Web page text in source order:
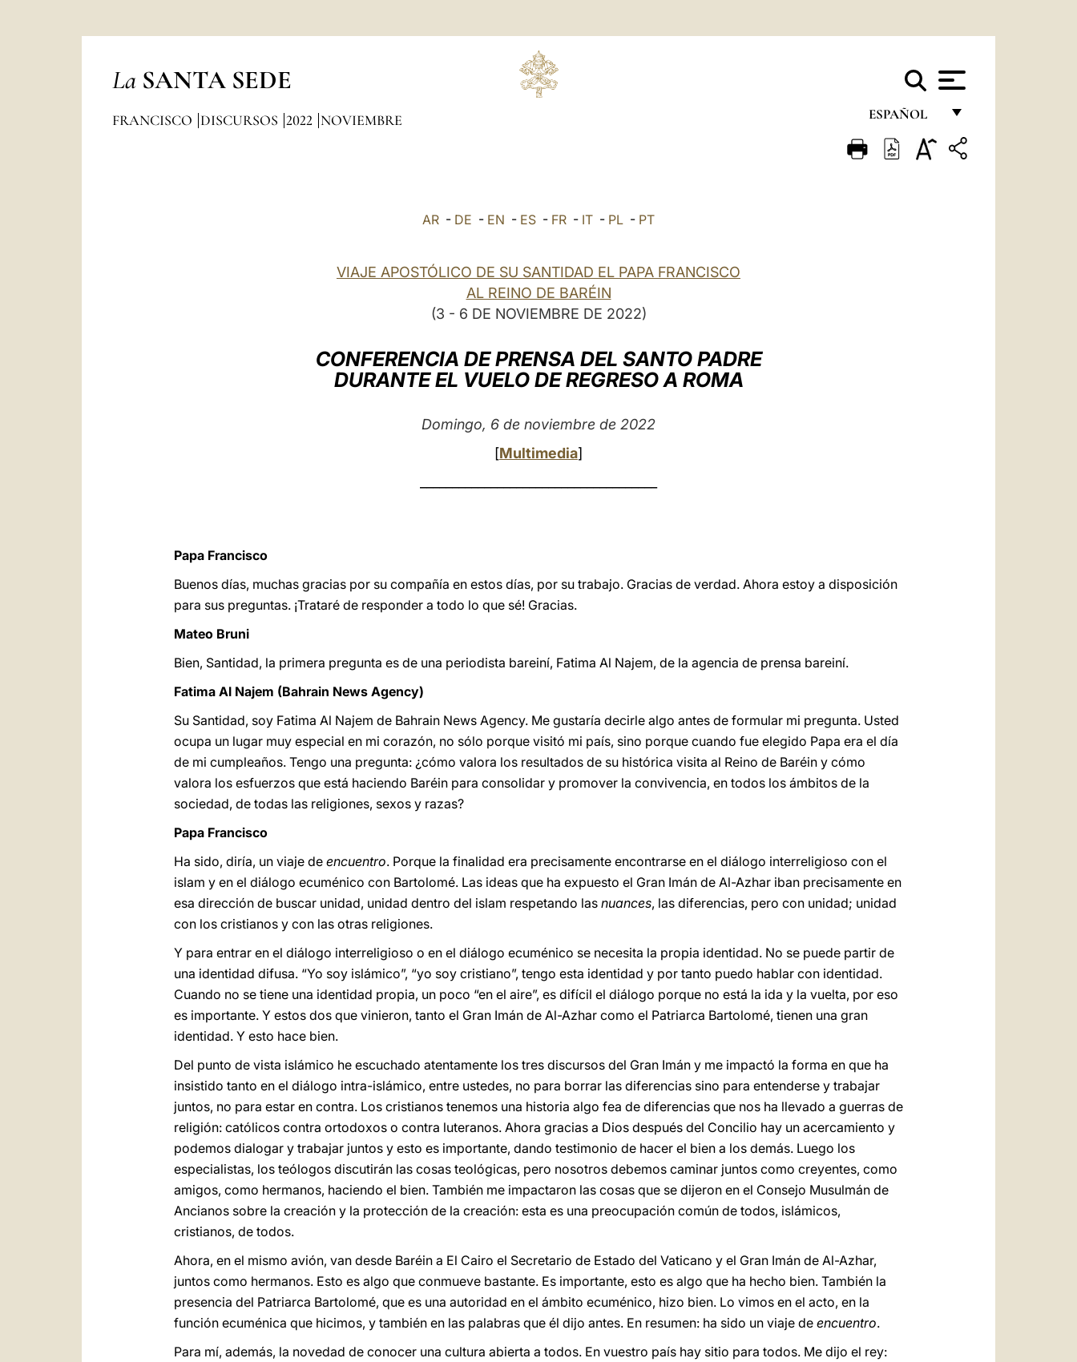
La SANTA SEDE
ESPAÑOL
FRANÇAIS
FRANCISCO DISCURSOS 2022 NOVIEMBRE
AR - DE - EN - ES - FR - IT - PL - PT
VIAJE APOSTÓLICO DE SU SANTIDAD EL PAPA FRANCISCO
AL REINO DE BARÉIN
(3 - 6 DE NOVIEMBRE DE 2022)
CONFERENCIA DE PRENSA DEL SANTO PADRE
DURANTE EL VUELO DE REGRESO A ROMA
Domingo, 6 de noviembre de 2022
[Multimedia]
Papa Francisco
Buenos días, muchas gracias por su compañía en estos días, por su trabajo. Gracias de verdad. Ahora estoy a disposición
para sus preguntas. ¡Trataré de responder a todo lo que sé! Gracias.
Mateo Bruni
Bien, Santidad, la primera pregunta es de una periodista bareiní, Fatima Al Najem, de la agencia de prensa bareiní.
Fatima Al Najem (Bahrain News Agency)
Su Santidad, soy Fatima Al Najem de Bahrain News Agency. Me gustaría decirle algo antes de formular mi pregunta. Usted
ocupa un lugar muy especial en mi corazón, no sólo porque visitó mi país, sino porque cuando fue elegido Papa era el día
de mi cumpleaños. Tengo una pregunta: ¿cómo valora los resultados de su histórica visita al Reino de Baréin y cómo
valora los esfuerzos que está haciendo Baréin para consolidar y promover la convivencia, en todos los ámbitos de la
sociedad, de todas las religiones, sexos y razas?
Papa Francisco
Ha sido, diría, un viaje de encuentro. Porque la finalidad era precisamente encontrarse en el diálogo interreligioso con el
islam y en el diálogo ecuménico con Bartolomé. Las ideas que ha expuesto el Gran Imán de Al-Azhar iban precisamente en
esa dirección de buscar unidad, unidad dentro del islam respetando las nuances, las diferencias, pero con unidad; unidad
con los cristianos y con las otras religiones.
Y para entrar en el diálogo interreligioso o en el diálogo ecuménico se necesita la propia identidad. No se puede partir de
una identidad difusa. “Yo soy islámico”, “yo soy cristiano”, tengo esta identidad y por tanto puedo hablar con identidad.
Cuando no se tiene una identidad propia, un poco “en el aire”, es difícil el diálogo porque no está la ida y la vuelta, por eso
es importante. Y estos dos que vinieron, tanto el Gran Imán de Al-Azhar como el Patriarca Bartolomé, tienen una gran
identidad. Y esto hace bien.
Del punto de vista islámico he escuchado atentamente los tres discursos del Gran Imán y me impactó la forma en que ha
insistido tanto en el diálogo intra-islámico, entre ustedes, no para borrar las diferencias sino para entenderse y trabajar
juntos, no para estar en contra. Los cristianos tenemos una historia algo fea de diferencias que nos ha llevado a guerras de
religión: católicos contra ortodoxos o contra luteranos. Ahora gracias a Dios después del Concilio hay un acercamiento y
podemos dialogar y trabajar juntos y esto es importante, dando testimonio de hacer el bien a los demás. Luego los
especialistas, los teólogos discutirán las cosas teológicas, pero nosotros debemos caminar juntos como creyentes, como
amigos, como hermanos, haciendo el bien. También me impactaron las cosas que se dijeron en el Consejo Musulmán de
Ancianos sobre la creación y la protección de la creación: esta es una preocupación común de todos, islámicos,
cristianos, de todos.
Ahora, en el mismo avión, van desde Baréin a El Cairo el Secretario de Estado del Vaticano y el Gran Imán de Al-Azhar,
juntos como hermanos. Esto es algo que conmueve bastante. Es importante, esto es algo que ha hecho bien. También la
presencia del Patriarca Bartolomé, que es una autoridad en el ámbito ecuménico, hizo bien. Lo vimos en el acto, en la
función ecuménica que hicimos, y también en las palabras que él dijo antes. En resumen: ha sido un viaje de encuentro.
Para mí, además, la novedad de conocer una cultura abierta a todos. En vuestro país hay sitio para todos. Me dijo el rey: